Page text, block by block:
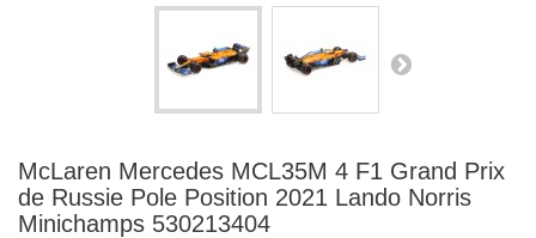
McLaren Mercedes MCL35M 4 F1 Grand Prix
de Russie Pole Position 2021 Lando Norris
Minichamps 530213404